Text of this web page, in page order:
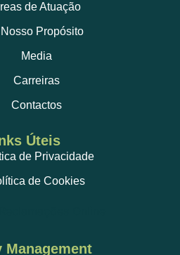
de Atuação
Propósito
Media
Carreiras
Contactos
Úteis
de Privacidade
de Cookies
Management